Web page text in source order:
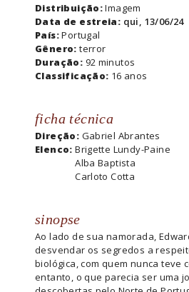
Distribuição:Imagem
Data de estreia: qui, 13/06/24
País:Portugal
Gênero:terror
Duração: 92 minutos
Classificação: 16 anos
ficha técnica
Direção: Gabriel Abrantes
Elenco:Brigette Lundy-Paine
Alba Baptista
Carloto Cotta
sinopse
Ao lado de sua namorada,
desvendar os segredos a
biológica, com quem nunca teve
entanto, o que parecia ser uma